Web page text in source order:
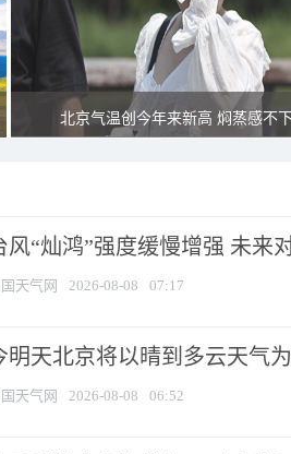
北京气温创今年来新高 焖蒸感不
风“灿鸿”强度缓慢增强 未来
天气网 2026-08-08 07:17
明天北京将以晴到多云天气
天气网 2026-08-08 06:52